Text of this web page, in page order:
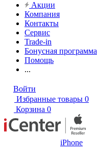
Акции
Компания
Контакты
Сервис
Trade-in
Бонусная программа
Помощь
...
Войти
Избранные товары 0
Корзина 0
iPhone